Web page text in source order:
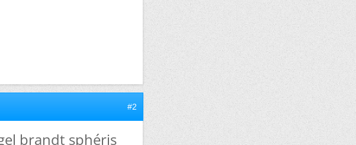
#2
brandt sphéris